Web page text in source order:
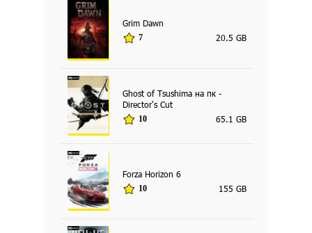
Grim Dawn
7 20.5 GB
Ghost of Tsushima на пк -
Director's Cut
10 65.1 GB
Forza Horizon 6
10 155 GB